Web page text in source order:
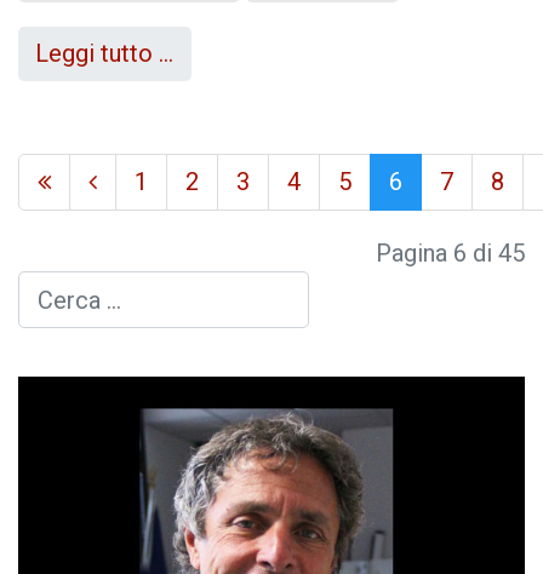
Leggi tutto …
1 2 3 4 5 6 7 8
Pagina 6 di 45
Cerca